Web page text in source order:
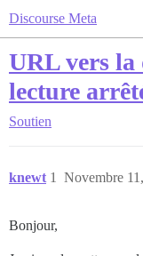
Discourse Meta
URL vers la
lecture
Soutien
knewt Novembre
1
Bonjour,